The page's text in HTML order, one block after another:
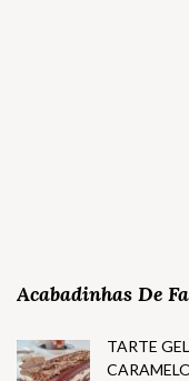
Acabadinhas De
TARTE